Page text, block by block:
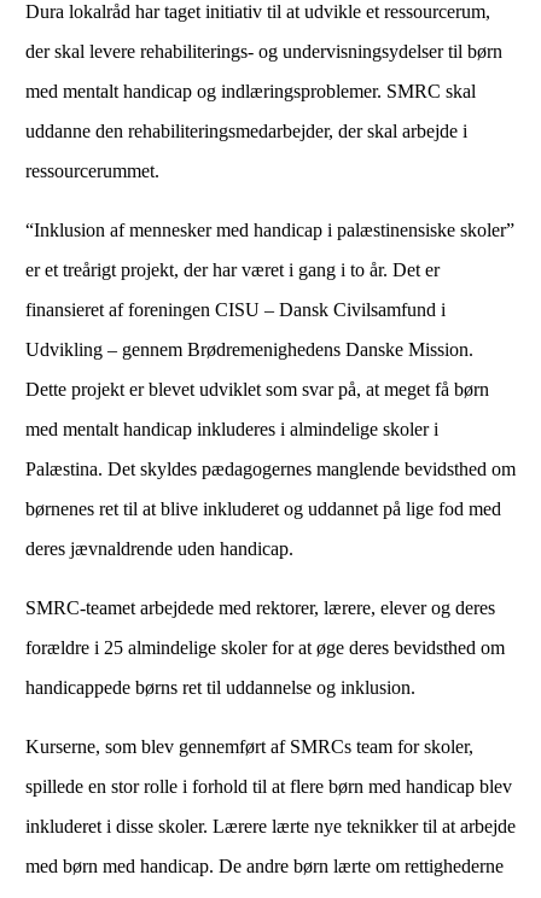
Dura lokalråd har taget initiativ til at udvikle et ressourcerum,
der skal levere rehabiliterings- og undervisningsydelser til børn
med mentalt handicap og indlæringsproblemer. SMRC skal
uddanne den rehabiliteringsmedarbejder, der skal arbejde i
ressourcerummet.
“Inklusion af mennesker med handicap i palæstinensiske skoler”
er et treårigt projekt, der har været i gang i to år. Det er
finansieret af foreningen CISU – Dansk Civilsamfund i
Udvikling – gennem Brødremenighedens Danske Mission.
Dette projekt er blevet udviklet som svar på, at meget få børn
med mentalt handicap inkluderes i almindelige skoler i
Palæstina. Det skyldes pædagogernes manglende bevidsthed om
børnenes ret til at blive inkluderet og uddannet på lige fod med
deres jævnaldrende uden handicap.
SMRC-teamet arbejdede med rektorer, lærere, elever og deres
forældre i 25 almindelige skoler for at øge deres bevidsthed om
handicappede børns ret til uddannelse og inklusion.
Kurserne, som blev gennemført af SMRCs team for skoler,
spillede en stor rolle i forhold til at flere børn med handicap blev
inkluderet i disse skoler. Lærere lærte nye teknikker til at arbejde
med børn med handicap. De andre børn lærte om rettighederne